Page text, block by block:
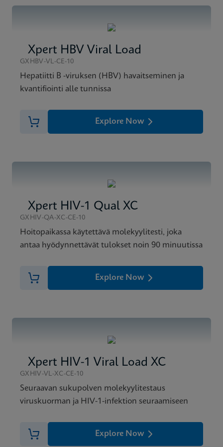
ENGXpert HBV Viral Load
GXHBV-VL-CE-10
Hepatiitti B -viruksen (HBV) havaitseminen ja
kvantifiointi alle tunnissa
Explore Now
Xpert HIV-1 Qual XC
GXHIV-QA-XC-CE-10
Hoitopaikassa käytettävä molekyylitesti, joka
antaa hyödynnettävät tulokset noin 90 minuutissa
Explore Now
Xpert HIV-1 Viral Load XC
GXHIV-VL-XC-CE-10
Seuraavan sukupolven molekyylitestaus
viruskuorman ja HIV-1-infektion seuraamiseen
Explore Now